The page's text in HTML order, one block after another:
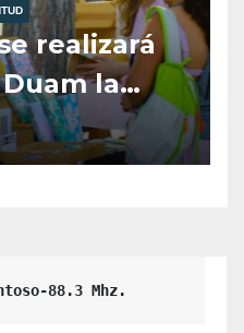
realizará
la
para
88.3 Mhz.